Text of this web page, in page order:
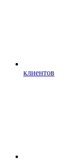
клиентов